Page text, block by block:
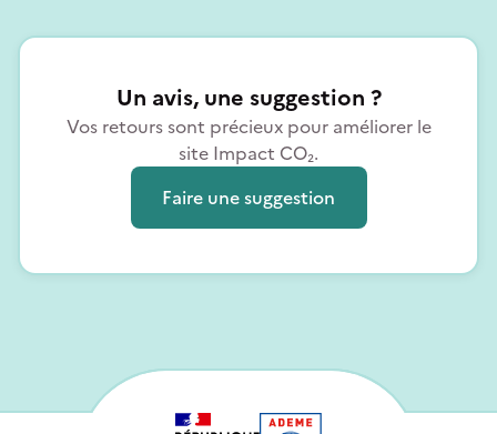
Un avis, une suggestion ?
Vos retours sont précieux pour améliorer le
site Impact CO₂.
Faire une suggestion